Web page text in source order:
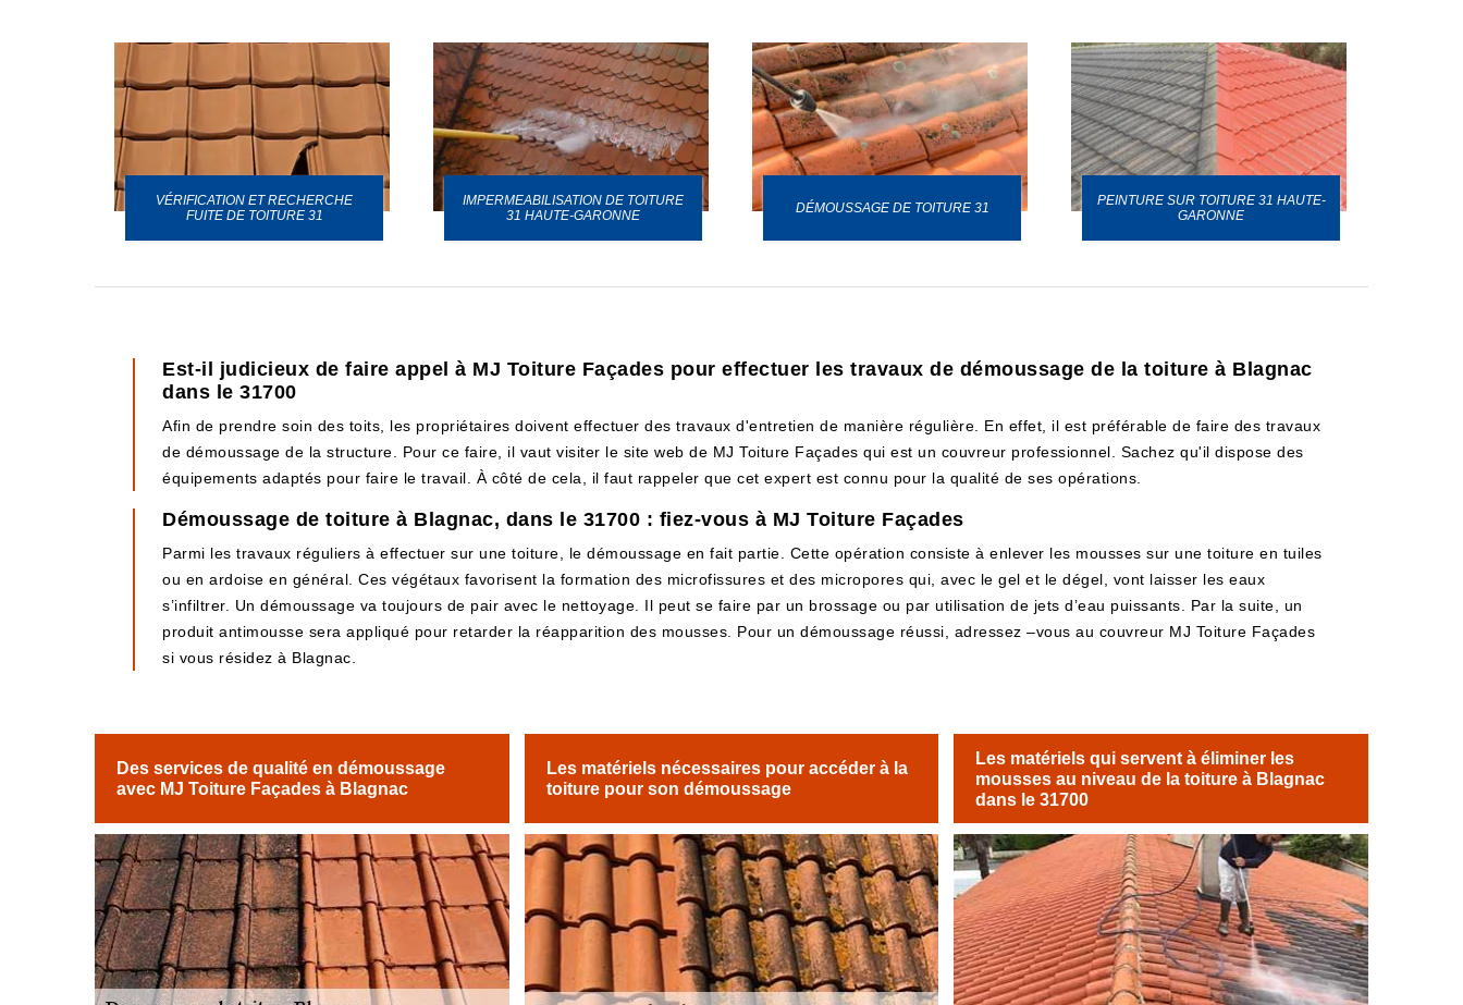
VÉRIFICATION ET RECHERCHE
FUITE DE TOITURE 31
IMPERMEABILISATION DE TOITURE
31 HAUTE-GARONNE
DÉMOUSSAGE DE TOITURE 31
PEINTURE SUR TOITURE 31 HAUTE-
GARONNE
Est-il judicieux de faire appel à MJ Toiture Façades pour effectuer les travaux de démoussage de la toiture à Blagnac
dans le 31700
Afin de prendre soin des toits, les propriétaires doivent effectuer des travaux d'entretien de manière régulière. En effet, il est préférable de faire des travaux
de démoussage de la structure. Pour ce faire, il vaut visiter le site web de MJ Toiture Façades qui est un couvreur professionnel. Sachez qu'il dispose des
équipements adaptés pour faire le travail. À côté de cela, il faut rappeler que cet expert est connu pour la qualité de ses opérations.
Démoussage de toiture à Blagnac, dans le 31700 : fiez-vous à MJ Toiture Façades
Parmi les travaux réguliers à effectuer sur une toiture, le démoussage en fait partie. Cette opération consiste à enlever les mousses sur une toiture en tuiles
ou en ardoise en général. Ces végétaux favorisent la formation des microfissures et des micropores qui, avec le gel et le dégel, vont laisser les eaux
s’infiltrer. Un démoussage va toujours de pair avec le nettoyage. Il peut se faire par un brossage ou par utilisation de jets d’eau puissants. Par la suite, un
produit antimousse sera appliqué pour retarder la réapparition des mousses. Pour un démoussage réussi, adressez –vous au couvreur MJ Toiture Façades
si vous résidez à Blagnac.
Des services de qualité en démoussage
avec MJ Toiture Façades à Blagnac
Les matériels nécessaires pour accéder à la
toiture pour son démoussage
Les matériels qui servent à éliminer les
mousses au niveau de la toiture à Blagnac
dans le 31700